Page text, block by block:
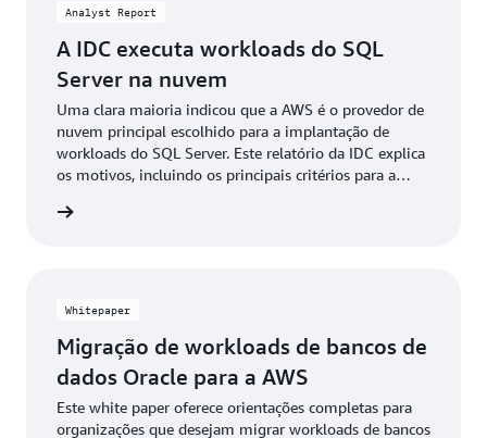
Analyst Report
A IDC executa workloads do SQL
Server na nuvem
Uma clara maioria indicou que a AWS é o provedor de
nuvem principal escolhido para a implantação de
workloads do SQL Server. Este relatório da IDC explica
os motivos, incluindo os principais critérios para a
opções para o uso da Nuvem AWS, além de
Whitepaper
Migração de workloads de bancos de
dados Oracle para a AWS
Este white paper oferece orientações completas para
organizações que desejam migrar workloads de bancos